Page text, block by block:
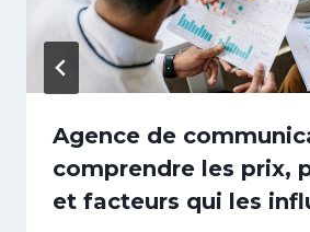
Agence de
comprendre les prix,
et facteurs qui les